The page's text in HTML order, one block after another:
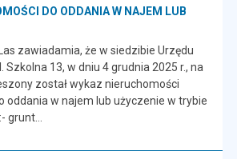
DO ODDANIA W NAJEM LUB
zawiadamia, że w siedzibie Urzędu
Szkolna 13, w dniu 4 grudnia 2025 r., na
został wykaz nieruchomości
oddania w najem lub użyczenie w trybie
grunt…